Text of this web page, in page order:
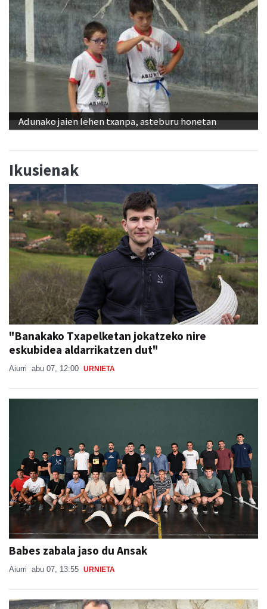
Adunako jaien lehen txanpa, asteburu honetan
Ikusienak
"Banakako Txapelketan jokatzeko nire
eskubidea aldarrikatzen dut"
Aiurri abu 07, 12:00 URNIETA
Babes zabala jaso du Ansak
Aiurri abu 07, 13:55 URNIETA